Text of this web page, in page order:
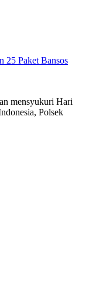
25 Paket Bansos
mensyukuri Hari
Polsek